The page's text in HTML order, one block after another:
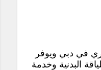
في دبي ويوفر
البدنية وخدمة